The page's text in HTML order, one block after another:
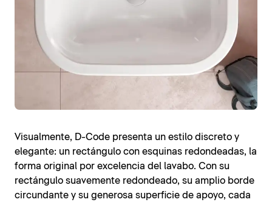
Visualmente, D-Code presenta un estilo discreto y
elegante: un rectángulo con esquinas redondeadas, la
forma original por excelencia del lavabo. Con su
rectángulo suavemente redondeado, su amplio borde
circundante y su generosa superficie de apoyo, cada